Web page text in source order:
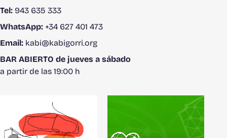
Tel: 943 635 333
WhatsApp: +34 627 401 473
Email: kabi@kabigorri.org
BAR ABIERTO de jueves a sábado
a partir de las 19:00 h